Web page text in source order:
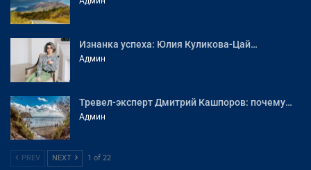
Изнанка успеха: Юлия Куликова-Цай…
Админ
Тревел-эксперт Дмитрий Кашпоров: почему…
Админ
PREV NEXT 1 of 22